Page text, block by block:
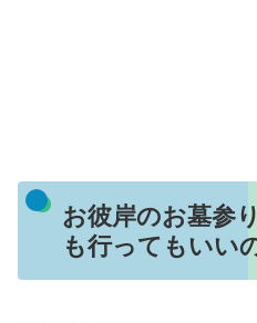
お彼岸のお墓参
も行ってもいい